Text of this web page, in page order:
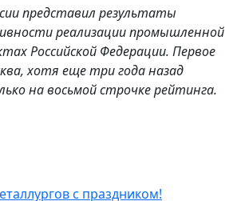
представил результаты
реализации промышленной
Российской Федерации. Первое
хотя еще три года назад
на восьмой строчке рейтинга.